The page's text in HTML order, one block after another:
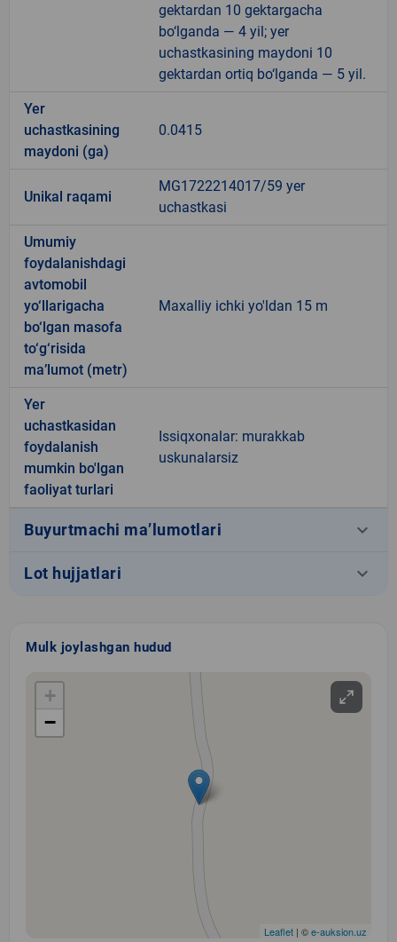
gektardan 10 gektargacha
bo‘lganda — 4 yil; yer
uchastkasining maydoni 10
gektardan ortiq bo‘lganda — 5 yil.
Yer
uchastkasining
maydoni (ga)
0.0415
Unikal raqami
MG1722214017/59 yer
uchastkasi
Umumiy
foydalanishdagi
avtomobil
yo‘llarigacha
bo‘lgan masofa
to‘g‘risida
ma’lumot (metr)
Maxalliy ichki yo'ldan 15 m
Yer
uchastkasidan
foydalanish
mumkin bo'lgan
faoliyat turlari
Issiqxonalar: murakkab
uskunalarsiz
Buyurtmachi ma’lumotlari keyboard_arrow_down
Lot hujjatlari keyboard_arrow_down
Mulk joylashgan hudud
+
−
Leaflet | ©e-auksion.uz